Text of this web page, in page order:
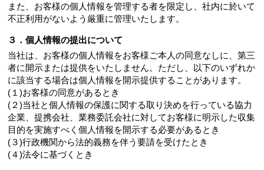
また、お客様の個人情報を管理する者を限定し、社内に於いて
不正利用がないよう厳重に管理いたします。
３．個人情報の提出について
当社は、お客様の個人情報をお客様ご本人の同意なしに、第三
者に開示または提供をいたしません。ただし、以下のいずれか
に該当する場合は個人情報を開示提供することがあります。
(１)お客様の同意があるとき
(２)当社と個人情報の保護に関する取り決めを行っている協力
企業、提携会社、業務委託会社に対してお客様に明示した収集
目的を実施すべく個人情報を開示する必要があるとき
(３)行政機関から法的義務を伴う要請を受けたとき
(４)法令に基づくとき